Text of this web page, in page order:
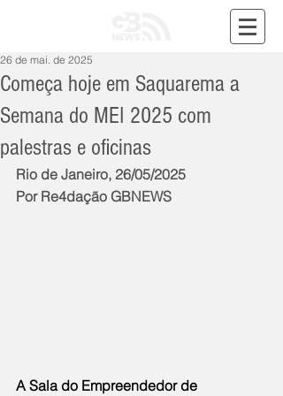
Começa hoje em Saquarema a
Semana do MEI 2025 com
palestras e oficinas
26 de mai. de 2025
Rio de Janeiro, 26/05/2025
Por Re4dação GBNEWS
A Sala do Empreendedor de